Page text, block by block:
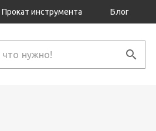
Прокат инструмента Блог